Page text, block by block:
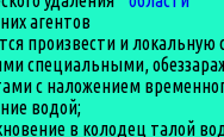
агентов
произвести и локальную
специальными,
с наложением
водой;
в колодец талой